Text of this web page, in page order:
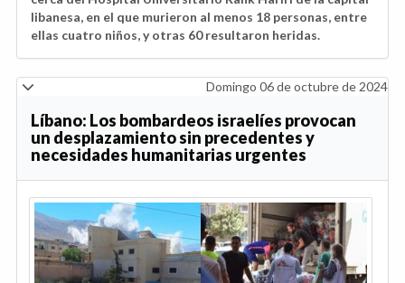
libanesa, en el que murieron al menos 18 personas, entre
ellas cuatro niños, y otras 60 resultaron heridas.
Domingo 06 de octubre de 2024
Líbano: Los bombardeos israelíes provocan
un desplazamiento sin precedentes y
necesidades humanitarias urgentes